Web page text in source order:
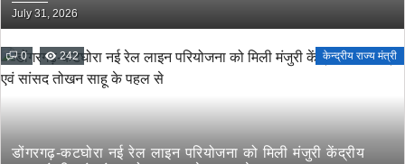
July 31, 2026
0 242 केन्द्रीय राज्य मंत्री
डोंगरगढ़-कटघोरा नई रेल लाइन परियोजना को मिली मंजुरी केंद्रीय